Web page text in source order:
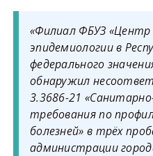
«Филиал ФБУЗ «Центр
эпидемиологии в
федерального
обнаружил
3.3686-21
требования по
болезней» в трёх
администрации